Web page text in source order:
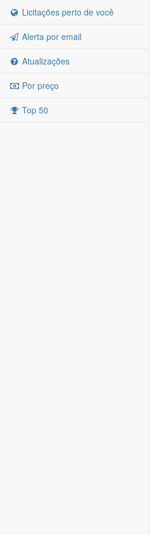
Licitações perto de você
Alerta por email
Atualizações
Por preço
Top 50